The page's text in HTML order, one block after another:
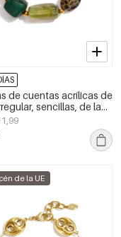
de cuentas acrílicas de
sencillas, de la
Daily, joyería para
de la UE